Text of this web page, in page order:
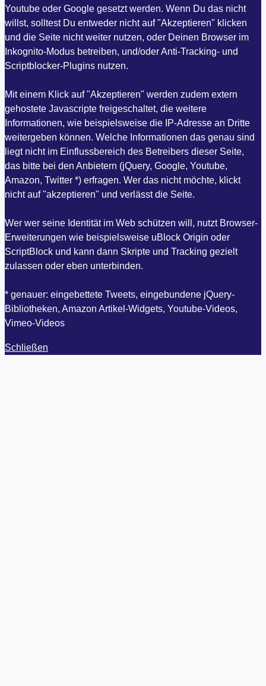
Youtube oder Google gesetzt werden. Wenn Du das nicht
willst, solltest Du entweder nicht auf "Akzeptieren" klicken
und die Seite nicht weiter nutzen, oder Deinen Browser im
Inkognito-Modus betreiben, und/oder Anti-Tracking- und
Scriptblocker-Plugins nutzen.
Mit einem Klick auf "Akzeptieren" werden zudem extern
gehostete Javascripte freigeschaltet, die weitere
Informationen, wie beispielsweise die IP-Adresse an Dritte
weitergeben können. Welche Informationen das genau sind
liegt nicht im Einflussbereich des Betreibers dieser Seite,
das bitte bei den Anbietern (jQuery, Google, Youtube,
Amazon, Twitter *) erfragen. Wer das nicht möchte, klickt
nicht auf "akzeptieren" und verlässt die Seite.
Wer wer seine Identität im Web schützen will, nutzt Browser-
Erweiterungen wie beispielsweise uBlock Origin oder
ScriptBlock und kann dann Skripte und Tracking gezielt
zulassen oder eben unterbinden.
* genauer: eingebettete Tweets, eingebundene jQuery-
Bibliotheken, Amazon Artikel-Widgets, Youtube-Videos,
Vimeo-Videos
Schließen